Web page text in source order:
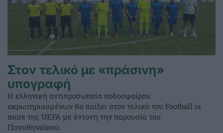
Στον τελικό με «πράσινη»
υπογραφή
Η ελληνική αντιπροσωπεία ποδοσφαίρου
ακρωτηριασμένων θα παίξει στον τελικό του Football is
more της UEFA με έντονη την παρουσία του
Παναθηναϊκού.